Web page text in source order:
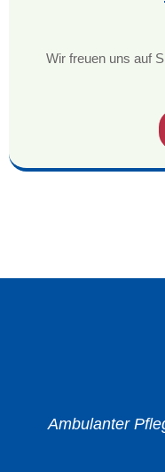
Wir freuen uns auf
Ambulanter